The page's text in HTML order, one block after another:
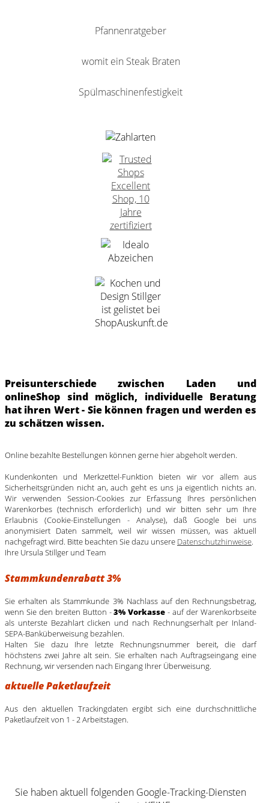
Pfannenratgeber
womit ein Steak Braten
Spülmaschinenfestigkeit
Preisunterschiede zwischen Laden und
onlineShop sind möglich, individuelle Beratung
hat ihren Wert - Sie können fragen und werden es
zu schätzen wissen.
Online bezahlte Bestellungen können gerne hier abgeholt werden.
Kundenkonten und Merkzettel-Funktion bieten wir vor allem aus
Sicherheitsgründen nicht an, auch geht es uns ja eigentlich nichts an.
Wir verwenden Session-Cookies zur Erfassung Ihres persönlichen
Warenkorbes (technisch erforderlich) und wir bitten sehr um Ihre
Erlaubnis (Cookie-Einstellungen - Analyse), daß Google bei uns
anonymisiert Daten sammelt, weil wir wissen müssen, was aktuell
nachgefragt wird. Bitte beachten Sie dazu unsere Datenschutzhinweise.
Ihre Ursula Stillger und Team
Stammkundenrabatt 3%
Sie erhalten als Stammkunde 3% Nachlass auf den Rechnungsbetrag,
wenn Sie den breiten Button -3% Vorkasse - auf der Warenkorbseite
als unterste Bezahlart clicken und nach Rechnungserhalt per Inland-
SEPA-Banküberweisung bezahlen.
Halten Sie dazu Ihre letzte Rechnungsnummer bereit, die darf
höchstens zwei Jahre alt sein. Sie erhalten nach Auftragseingang eine
Rechnung, wir versenden nach Eingang Ihrer Überweisung.
aktuelle Paketlaufzeit
Aus den aktuellen Trackingdaten ergibt sich eine durchschnittliche
Paketlaufzeit von 1 - 2 Arbeitstagen.
Sie haben aktuell folgenden Google-Tracking-Diensten